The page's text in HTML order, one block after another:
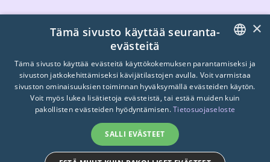
Laskutustiedot
Tietosuojaseloste
Turvallisemman tilan periaatteet
FINNISH
SWEDISH
×
Tämä sivusto käyttää seuranta-
evästeitä
Tämä sivusto käyttää evästeitä käyttökokemuksen parantamiseksi ja
sivuston jatkokehittämiseksi kävijätilastojen avulla. Voit varmistaa
sivuston ominaisuuksien toiminnan hyväksymällä evästeiden käytön.
Voit myös lukea lisätietoja evästeistä, tai estää muiden kuin
pakollisten evästeiden hyödyntämisen.Tietosuojaseloste
SALLI EVÄSTEET